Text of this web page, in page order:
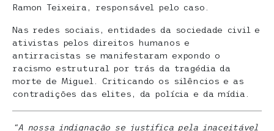
Ramon Teixeira, responsável pelo caso.
Nas redes sociais, entidades da sociedade civil e
ativistas pelos direitos humanos e
antirracistas se manifestaram expondo o
racismo estrutural por trás da tragédia da
morte de Miguel. Criticando os silêncios e as
contradições das elites, da polícia e da mídia.
“A nossa indignação se justifica pela inaceitável